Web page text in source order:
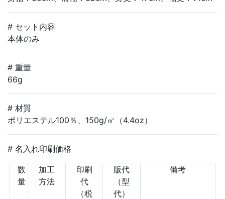
# セット内容
本体のみ
# 重量
66g
# 材質
ポリエステル100％、150g/㎡（4.4oz）
# 名入れ印刷価格
数
量
加工
方法
印刷
代
（税
版代
（型
代）
備考